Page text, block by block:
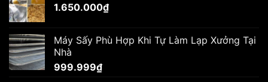
1.650.000₫
Máy Sấy Phù Hợp Khi Tự Làm Lạp Xưởng Tại
Nhà
999.999₫